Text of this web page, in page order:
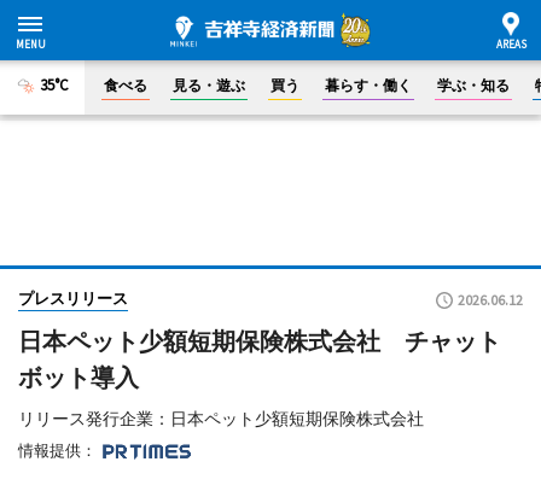
35°C 食べる 見る・遊ぶ 買う 暮らす・働く 学ぶ・知る
プレスリリース 2026.06.12
日本ペット少額短期保険株式会社 チャット
ボット導入
リリース発行企業：日本ペット少額短期保険株式会社
情報提供：